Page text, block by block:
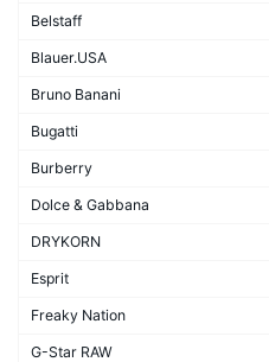
Belstaff
Blauer.USA
Bruno Banani
Bugatti
Burberry
Dolce & Gabbana
DRYKORN
Esprit
Freaky Nation
G-Star RAW